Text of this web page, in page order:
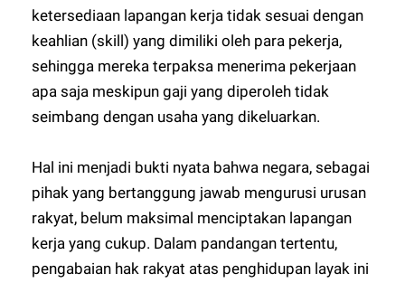
ketersediaan lapangan kerja tidak sesuai dengan
keahlian (skill) yang dimiliki oleh para pekerja,
sehingga mereka terpaksa menerima pekerjaan
apa saja meskipun gaji yang diperoleh tidak
seimbang dengan usaha yang dikeluarkan.
Hal ini menjadi bukti nyata bahwa negara, sebagai
pihak yang bertanggung jawab mengurusi urusan
rakyat, belum maksimal menciptakan lapangan
kerja yang cukup. Dalam pandangan tertentu,
pengabaian hak rakyat atas penghidupan layak ini